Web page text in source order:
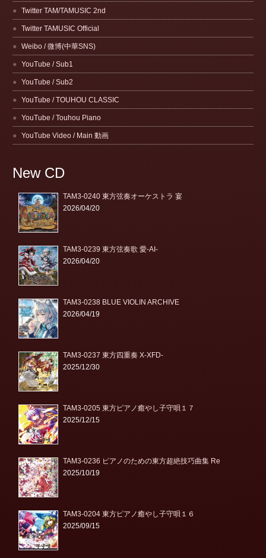
Twitter TAM/TAMUSIC 2nd
Twitter TAMUSIC Official
Weibo / 微博(中華SNS)
YouTube / Sub1
YouTube / Sub2
YouTube / TOUHOU CLASSIC
YouTube / Touhou Piano
YouTube Video / Main 動画
New CD
TAM3-0240 東方弦奏オーケストラ 宴
2026/04/20
TAM3-0239 東方弦奏歌 愛-AI-
2026/04/20
TAM3-0238 BLUE VIOLIN ARCHIVE
2026/04/19
TAM3-0237 東方四重奏 X-XFD-
2025/12/30
TAM3-0205 東方ピアノ癒やし子守唄１７
2025/12/15
TAM3-0236 ピアノのための東方超絶技巧曲集 Re
2025/10/19
TAM3-0204 東方ピアノ癒やし子守唄１６
2025/09/15